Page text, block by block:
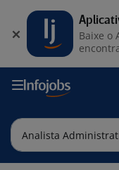
Baixe o